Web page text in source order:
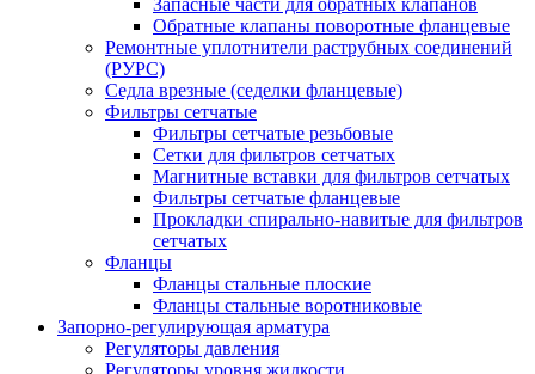
Запасные части для обратных клапанов
Обратные клапаны поворотные фланцевые
Ремонтные уплотнители раструбных соединений
(РУРС)
Седла врезные (седелки фланцевые)
Фильтры сетчатые
Фильтры сетчатые резьбовые
Сетки для фильтров сетчатых
Магнитные вставки для фильтров сетчатых
Фильтры сетчатые фланцевые
Прокладки спирально-навитые для фильтров
сетчатых
Фланцы
Фланцы стальные плоские
Фланцы стальные воротниковые
Запорно-регулирующая арматура
Регуляторы давления
Регуляторы уровня жидкости